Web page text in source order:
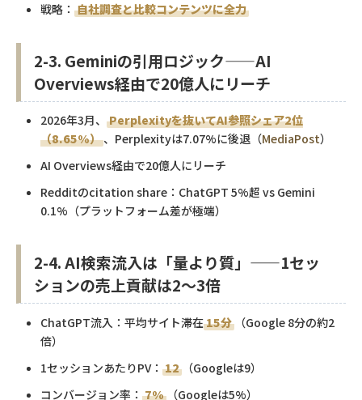
戦略： 自社調査と比較コンテンツに全力
2-3. Geminiの引用ロジック——AI
Overviews経由で20億人にリーチ
2026年3月、 Perplexityを抜いてAI参照シェア2位
（8.65%） 、Perplexityは7.07%に後退（MediaPost）
AI Overviews経由で20億人にリーチ
Redditのcitation share：ChatGPT 5%超 vs Gemini
0.1%（プラットフォーム差が極端）
2-4. AI検索流入は「量より質」——1セッ
ションの売上貢献は2〜3倍
ChatGPT流入：平均サイト滞在15分 （Google 8分の約2
倍）
1セッションあたりPV： 12 （Googleは9）
コンバージョン率： 7% （Googleは5%）